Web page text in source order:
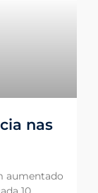
nas
aumentado